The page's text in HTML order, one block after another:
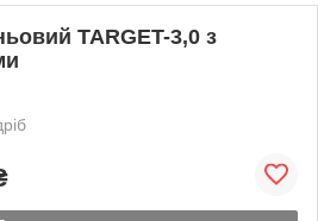
TARGET-3,0 з